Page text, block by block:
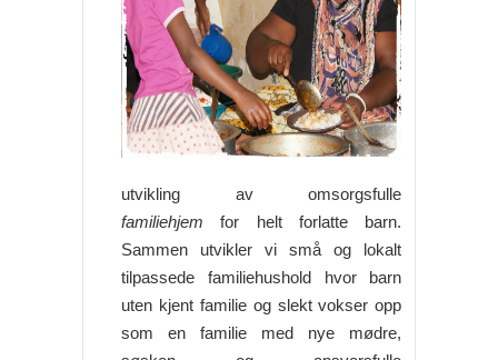
utvikling av omsorgsfulle
familiehjem for helt forlatte barn.
Sammen utvikler vi små og lokalt
tilpassede familiehushold hvor barn
uten kjent familie og slekt vokser opp
som en familie med nye mødre,